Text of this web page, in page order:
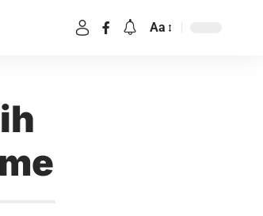
Aa